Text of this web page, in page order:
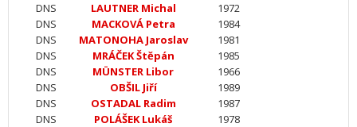
DNS
LAUTNER Michal
1972
DNS
MACKOVÁ Petra
1984
DNS
MATONOHA Jaroslav
1981
DNS
MRÁČEK Štěpán
1985
DNS
MÜNSTER Libor
1966
DNS
OBŠIL Jiří
1989
DNS
OSTADAL Radim
1987
DNS
POLÁŠEK Lukáš
1978